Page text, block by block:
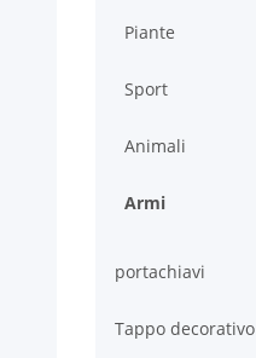
Piante
Sport
Animali
Armi
portachiavi
Tappo decorativo